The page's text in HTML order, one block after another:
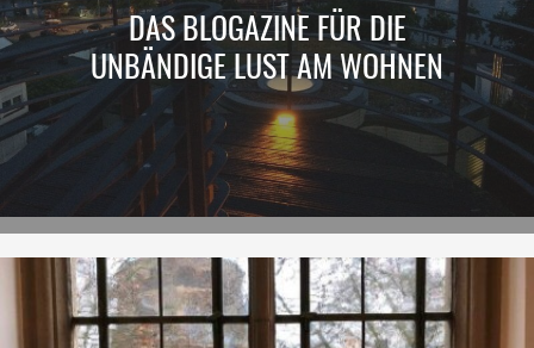
KONTAKT
DAS BLOGAZINE FÜR DIE
UNBÄNDIGE LUST AM WOHNEN